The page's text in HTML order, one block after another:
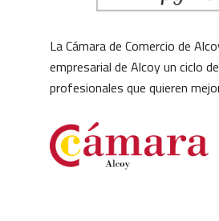
La Cámara de Comercio de
empresarial de Alcoy un ciclo
profesionales que quieren